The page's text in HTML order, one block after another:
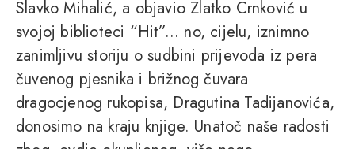
Slavko Mihalić, a objavio Zlatko Crnković u
svojoj biblioteci “Hit”... no, cijelu, iznimno
zanimljivu storiju o sudbini prijevoda iz pera
čuvenog pjesnika i brižnog čuvara
dragocjenog rukopisa, Dragutina Tadijanovića,
donosimo na kraju knjige. Unatoč naše radosti